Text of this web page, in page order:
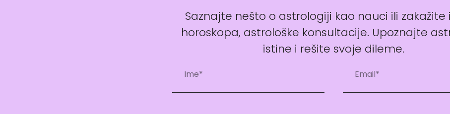
Saznajte nešto o astrologiji kao nauci ili zakažite
horoskopa, astrološke konsultacije. Upoznajte
istine i rešite svoje dileme.